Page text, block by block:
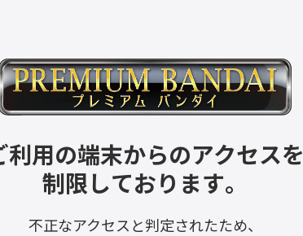
利用の端末からのアクセスを
制限しております。
不正なアクセスと判定されたため、